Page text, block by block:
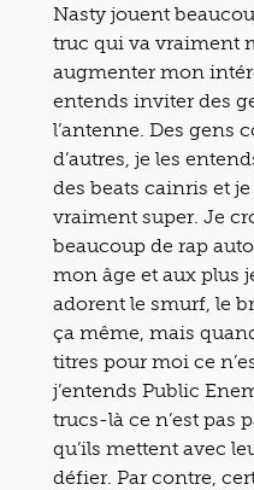
Nasty jouent
truc qui va vraiment
augmenter mon
entends inviter des
l’antenne. Des gens
d’autres, je les
des beats cainris et je
vraiment super. Je
beaucoup de rap
mon âge et aux plus
adorent le smurf, le
ça même, mais
titres pour moi ce
j’entends Public
trucs-là ce n’est pas
qu’ils mettent avec
défier. Par contre,